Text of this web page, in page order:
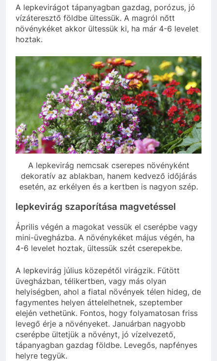
A lepkevirágot tápanyagban gazdag, porózus, jó
vízáteresztő földbe ültessük. A magról nőtt
növénykéket akkor ültessük ki, ha már 4-6 levelet
hoztak.
A lepkevirág nemcsak cserepes növényként
dekoratív az ablakban, hanem kedvező időjárás
esetén, az erkélyen és a kertben is nagyon szép.
lepkevirág szaporítása magvetéssel
Április végén a magokat vessük el cserépbe vagy
mini-üvegházba. A növénykéket május végén, ha
4-6 levelet hoztak, ültessük szét cserepekbe.
A lepkevirág július közepétől virágzik. Fűtött
üvegházban, télikertben, vagy más olyan
helyiségben, ahol a fiatal növények télen hideg, de
fagymentes helyen áttelelhetnek, szeptember
elején vethetünk. Fontos, hogy folyamatosan friss
levegő érje a növényeket. Januárban nagyobb
cserépbe ültetjük a növényt, jó vízelvezető,
tápanyagban gazdag földbe. Levegős, napfényes
helyre tegyük.